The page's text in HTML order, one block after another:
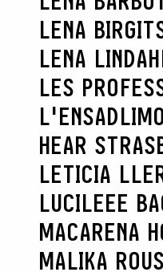
LENA
LENA
LES
HEAR
LETICIA
LUCILEEE
MACARENA
MALIKA